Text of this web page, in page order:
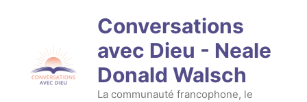
Conversations
avec Dieu - Neale
Donald Walsch
La communauté francophone, le